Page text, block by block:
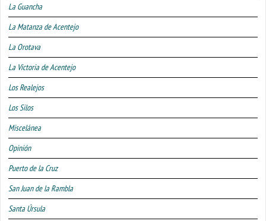
La Guancha
La Matanza de Acentejo
La Orotava
La Victoria de Acentejo
Los Realejos
Los Silos
Miscelánea
Opinión
Puerto de la Cruz
San Juan de la Rambla
Santa Úrsula